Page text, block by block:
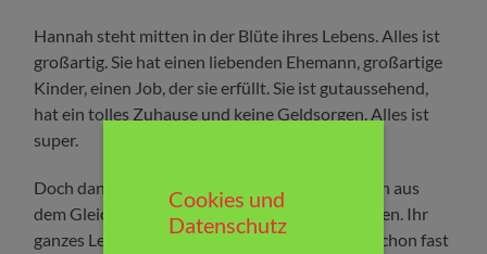
Hannah steht mitten in der Blüte ihres Lebens. Alles ist
großartig. Sie hat einen liebenden Ehemann, großartige
Kinder, einen Job, der sie erfüllt. Sie ist gutaussehend,
hat ein tolles Zuhause und keine Geldsorgen. Alles ist
super.
Doch dann geschieht etwas, das sie vollkommen aus
dem Gleichgewicht bringt. Alles stürzt zusammen. Ihr
ganzes Leben. Ihr ganzes Sein. Und erst, als es schon fast
Cookies und
Datenschutz